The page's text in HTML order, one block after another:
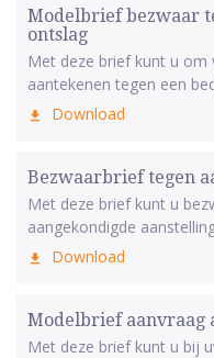
Modelbrief bezwaar
ontslag
Met deze brief kunt u om
aantekenen tegen een
Download
Bezwaarbrief tegen
Met deze brief kunt u
aangekondigde
Download
Modelbrief aanvraag
Met deze brief kunt u bij